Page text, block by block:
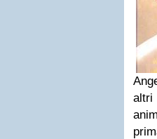
altri